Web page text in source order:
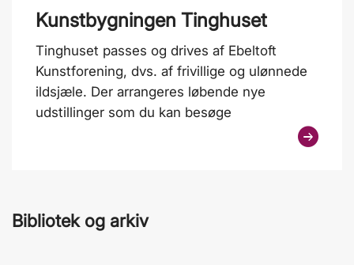
Kunstbygningen Tinghuset
Tinghuset passes og drives af Ebeltoft
Kunstforening, dvs. af frivillige og ulønnede
ildsjæle. Der arrangeres løbende nye
udstillinger som du kan besøge
Bibliotek og arkiv